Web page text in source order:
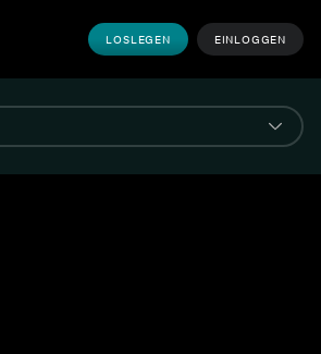
LOSLEGEN EINLOGGEN